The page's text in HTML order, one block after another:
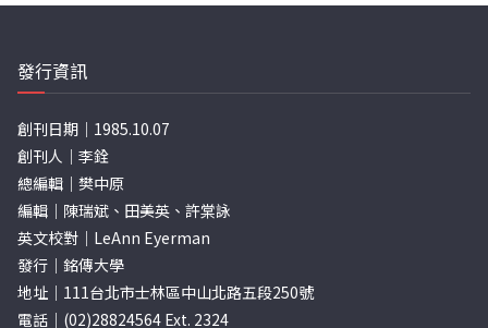
發行資訊
創刊日期｜1985.10.07
創刊人｜李銓
總編輯｜樊中原
編輯｜陳瑞斌、田美英、許棠詠
英文校對｜LeAnn Eyerman
發行｜銘傳大學
地址｜111台北市士林區中山北路五段250號
電話｜(02)28824564 Ext. 2324